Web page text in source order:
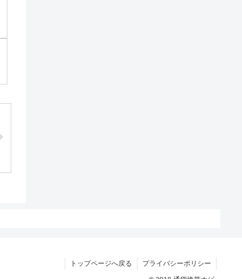
トップページへ戻る プライバシーポリシー